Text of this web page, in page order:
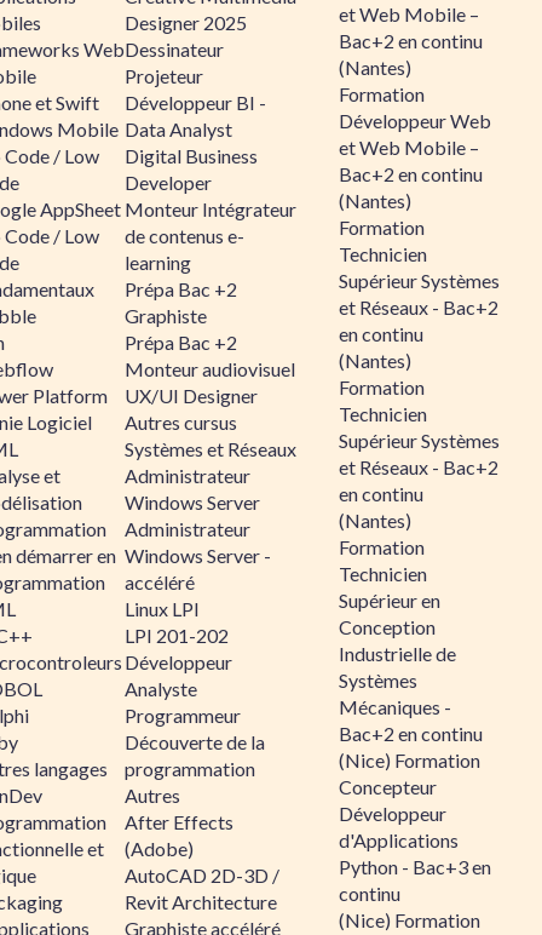
Web
et Swift
Mobile
/ Low
AppSheet
/ Low
Platform
Logiciel
et
démarrer en
langages
et
Designer 2025
Dessinateur
Projeteur
Développeur BI -
Data Analyst
Digital Business
Developer
Monteur Intégrateur
de contenus e-
learning
Prépa Bac +2
Graphiste
Prépa Bac +2
Monteur audiovisuel
UX/UI Designer
Autres cursus
Systèmes et Réseaux
Administrateur
Windows Server
Administrateur
Windows Server -
accéléré
Linux LPI
LPI 201-202
Développeur
Analyste
Programmeur
Découverte de la
programmation
Autres
After Effects
(Adobe)
AutoCAD 2D-3D /
Revit Architecture
Graphiste accéléré
et Web Mobile –
Bac+2 en continu
(Nantes)
Formation
Développeur Web
et Web Mobile –
Bac+2 en continu
(Nantes)
Formation
Technicien
Supérieur Systèmes
et Réseaux - Bac+2
en continu
(Nantes)
Formation
Technicien
Supérieur Systèmes
et Réseaux - Bac+2
en continu
(Nantes)
Formation
Technicien
Supérieur en
Conception
Industrielle de
Systèmes
Mécaniques -
Bac+2 en continu
(Nice) Formation
Concepteur
Développeur
d'Applications
Python - Bac+3 en
continu
(Nice) Formation